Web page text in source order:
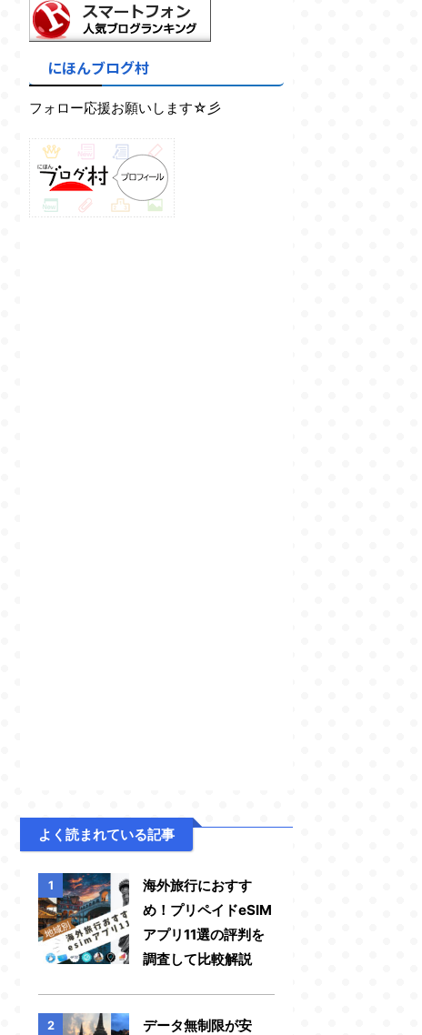
にほんブログ村
フォロー応援お願いします☆彡
よく読まれている記事
1
海外旅行におすす
め！プリペイドeSIM
アプリ11選の評判を
調査して比較解説
2
データ無制限が安